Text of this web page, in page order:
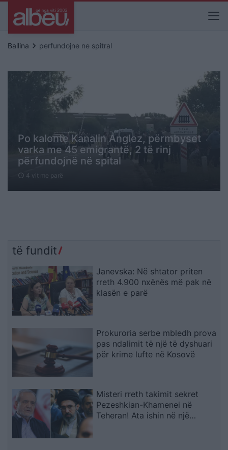
Ballina keyboard_arrow_right perfundojne ne spitral
Po kalonte Kanalin Anglez, përmbyset
varka me 45 emigrantë, 2 të rinj
përfundojnë në spital
schedule 4 vit me parë
të fundit
Janevska: Në shtator priten
rreth 4.900 nxënës më pak në
klasën e parë
Prokuroria serbe mbledh prova
pas ndalimit të një të dyshuari
për krime lufte në Kosovë
Misteri rreth takimit sekret
Pezeshkian-Khamenei në
Teheran! Ata ishin në një